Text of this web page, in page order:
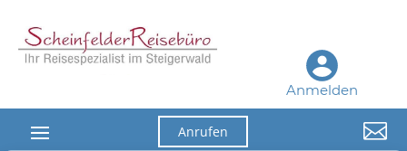
Anmelden
Anrufen 